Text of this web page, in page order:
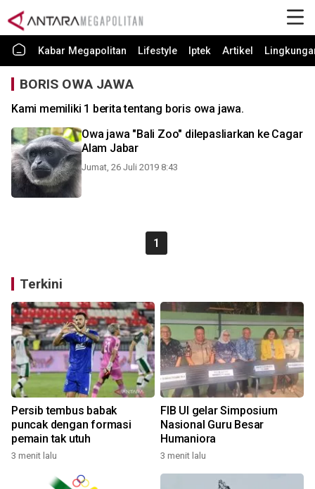
Kabar Megapolitan Lifestyle Iptek Artikel
BORIS OWA JAWA
Kami memiliki 1 berita tentang boris owa jawa.
Owa jawa "Bali Zoo" dilepasliarkan ke Cagar
Alam Jabar
Jumat, 26 Juli 2019 8:43
1
Terkini
Persib tembus babak
puncak dengan formasi
pemain tak utuh
3 menit lalu
FIB UI gelar Simposium
Nasional Guru Besar
Humaniora
3 menit lalu